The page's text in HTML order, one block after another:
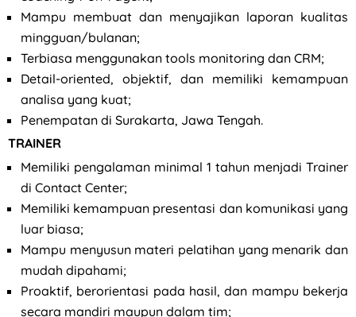
Mampu membuat dan menyajikan laporan kualitas
mingguan/bulanan;
Terbiasa menggunakan tools monitoring dan CRM;
Detail-oriented, objektif, dan memiliki kemampuan
analisa yang kuat;
Penempatan di Surakarta, Jawa Tengah.
TRAINER
Memiliki pengalaman minimal 1 tahun menjadi Trainer
di Contact Center;
Memiliki kemampuan presentasi dan komunikasi yang
luar biasa;
Mampu menyusun materi pelatihan yang menarik dan
mudah dipahami;
Proaktif, berorientasi pada hasil, dan mampu bekerja
secara mandiri maupun dalam tim;